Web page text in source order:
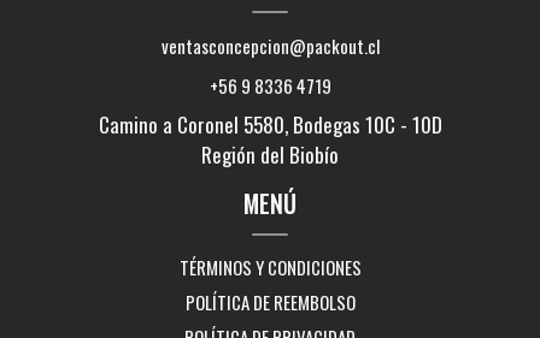
ventasconcepcion@packout.cl
+56 9 8336 4719
Camino a Coronel 5580, Bodegas 10C - 10D
Región del Biobío
MENÚ
TÉRMINOS Y CONDICIONES
POLÍTICA DE REEMBOLSO